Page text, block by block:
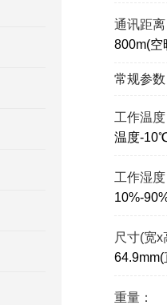
通讯距
800m(空
常规参数
工作温
温度-
工作湿
10%-
尺寸(宽x
64.9mm(
重量：